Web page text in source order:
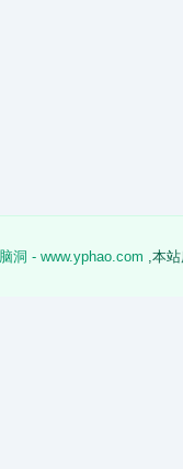
洞 - www.yphao.com ,本